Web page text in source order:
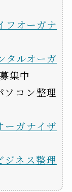
フオーガナ
タルオーガ
中
コン整理
ーガナイザ
ジネス整理